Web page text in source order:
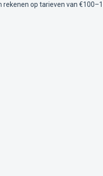
op tarieven van